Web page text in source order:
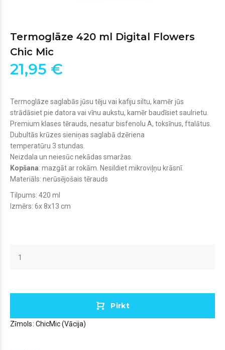
Termoglāze 420 ml Digital Flowers
Chic Mic
21,95 €
Termoglāze saglabās jūsu tēju vai kafiju siltu, kamēr jūs
strādāsiet pie datora vai vīnu aukstu, kamēr baudīsiet saulrietu.
Premium klases tērauds, nesatur bisfenolu A, toksīnus, ftalātus.
Dubultās krūzes sieniņas saglabā dzēriena
temperatūru 3 stundas
Neizdala un neiesūc nekādas smaržas.
Kopšana: mazgāt ar rokām. Nesildiet mikroviļņu krāsnī.
Materiāls: nerūsējošais tērauds
Tilpums: 420 ml
Izmērs: 6x 8x13 cm
Pirkt
Zīmols: ChicMic (Vācija)